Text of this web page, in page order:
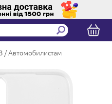
Автомобилистам